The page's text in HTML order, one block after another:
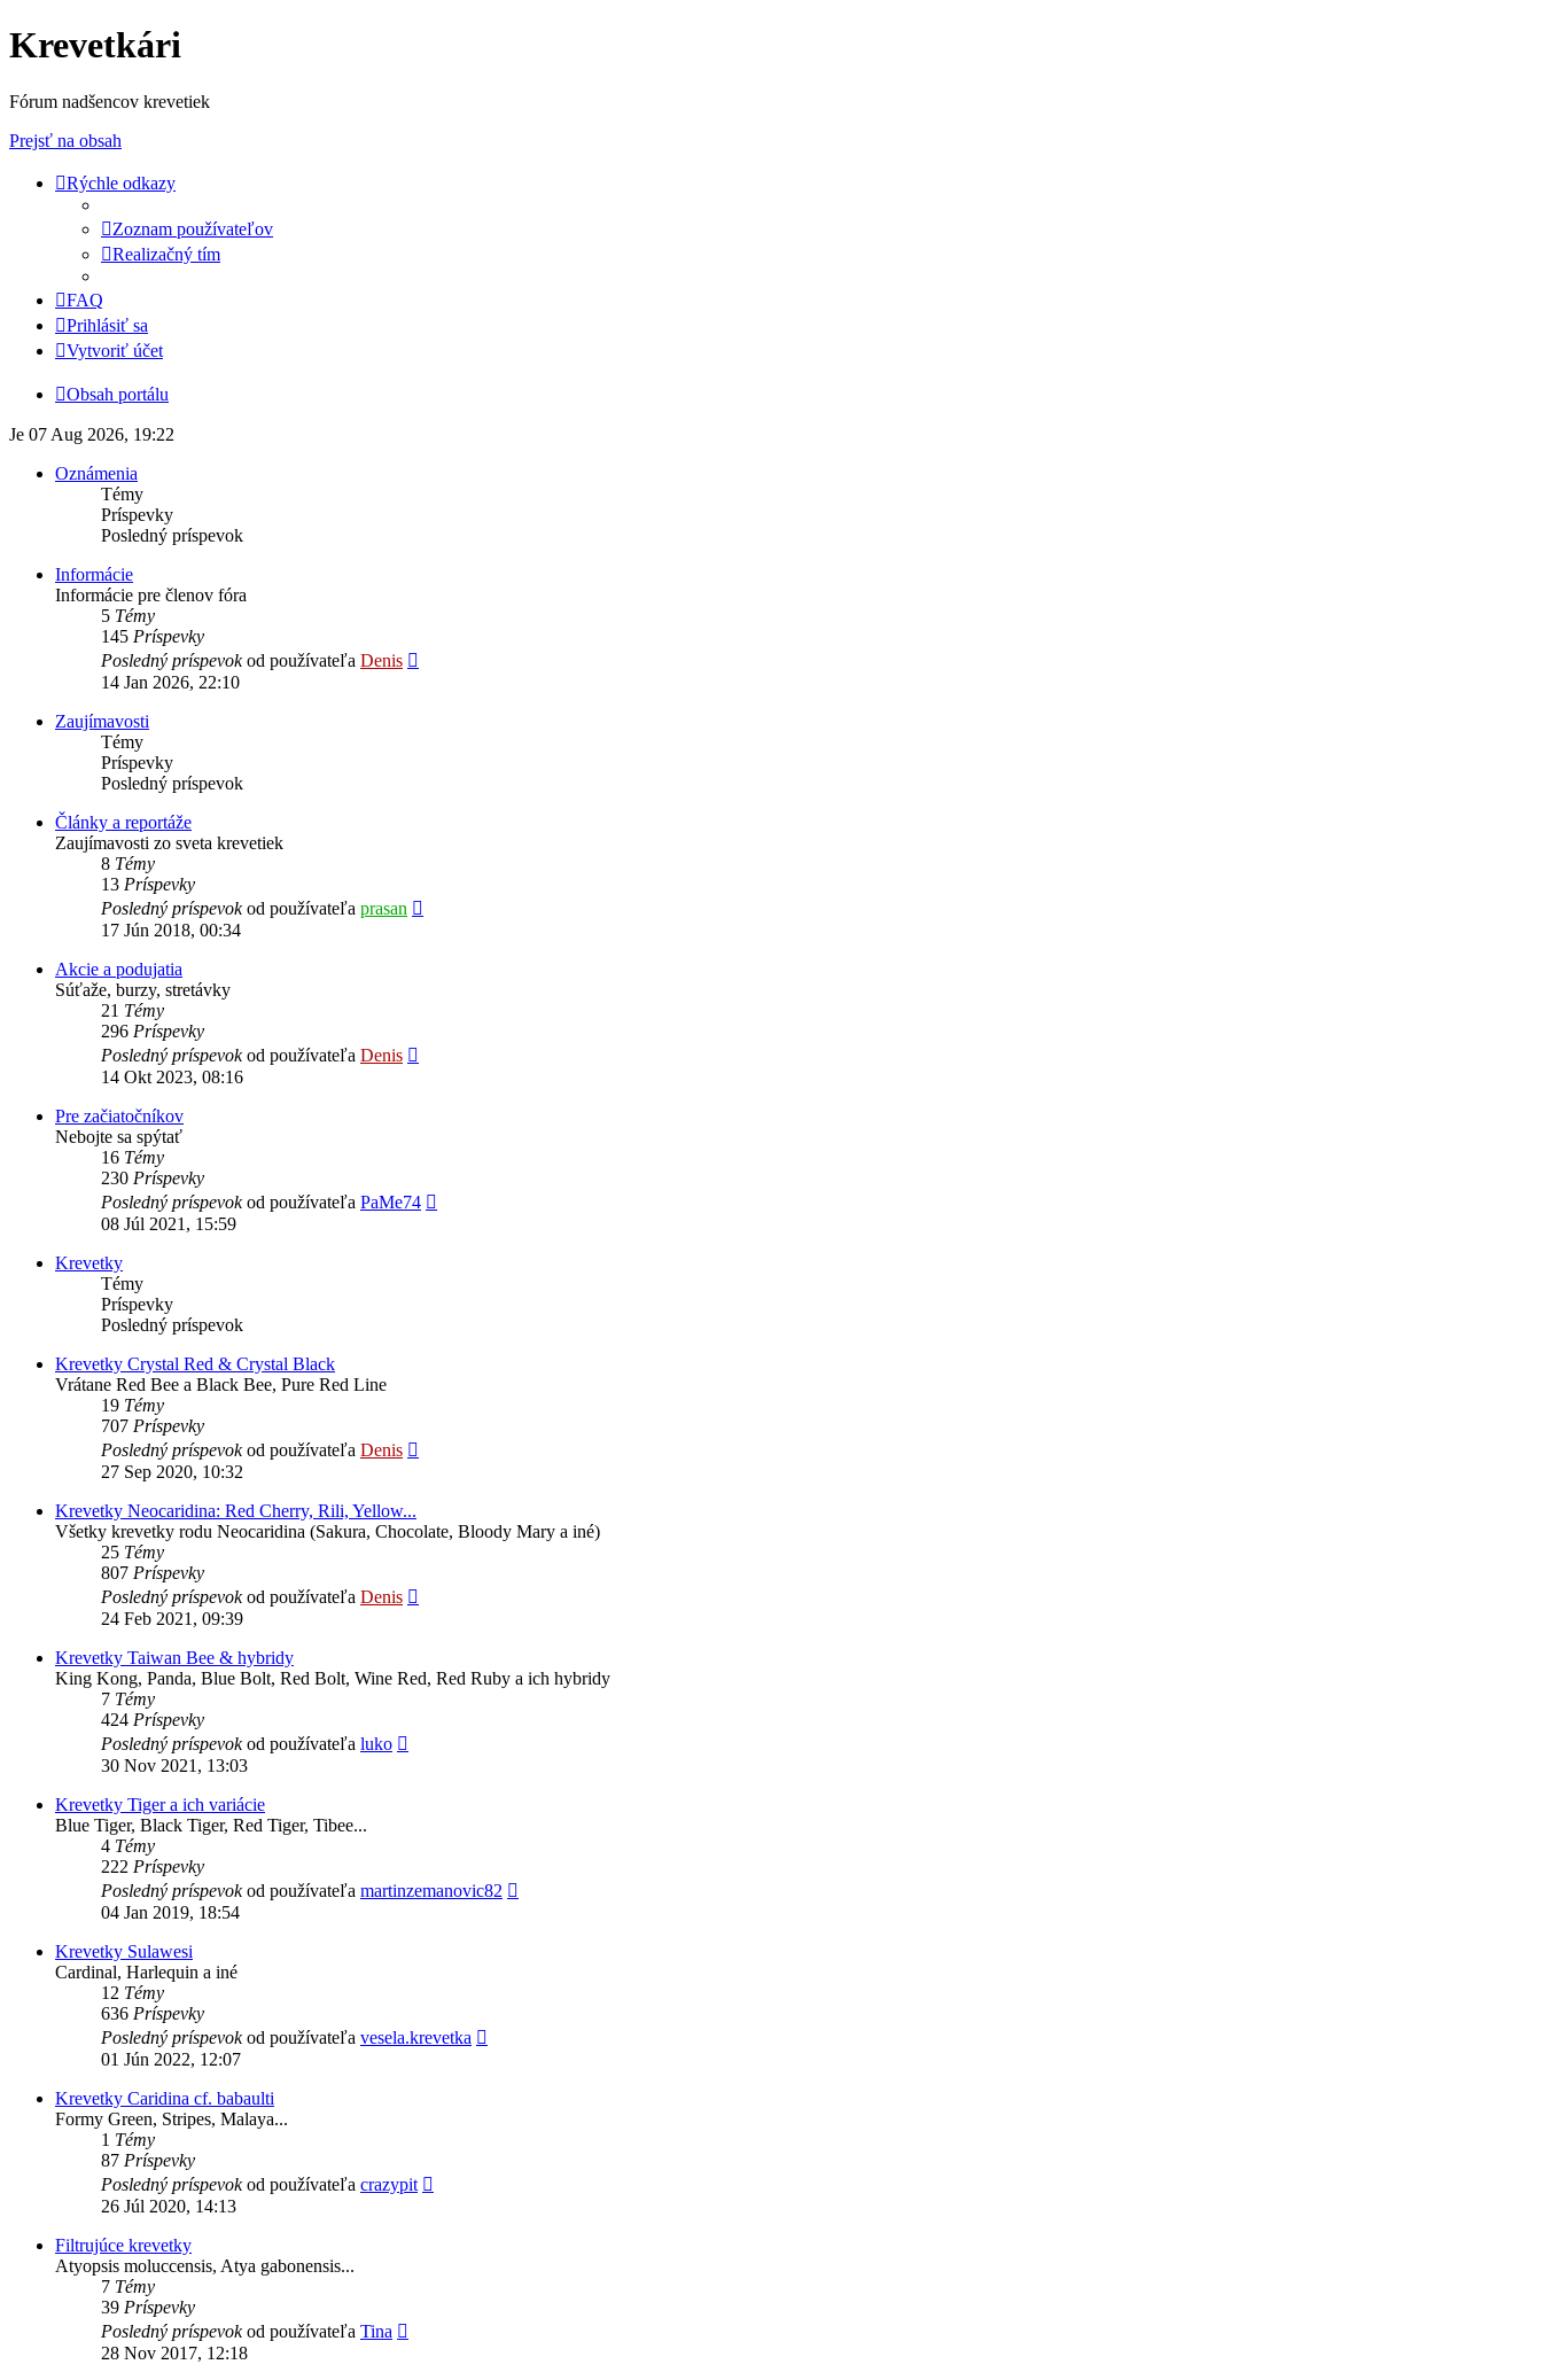
Krevetkári
Fórum nadšencov krevetiek
Prejsť na obsah
Rýchle odkazy
Zoznam používateľov
Realizačný tím
FAQ
Prihlásiť sa
Vytvoriť účet
Obsah portálu
Je 07 Aug 2026, 19:22
Oznámenia
Témy
Príspevky
Posledný príspevok
Informácie
Informácie pre členov fóra
5 Témy
145 Príspevky
Posledný príspevokod používateľa Denis
14 Jan 2026, 22:10
Zaujímavosti
Témy
Príspevky
Posledný príspevok
Články a reportáže
Zaujímavosti zo sveta krevetiek
8 Témy
13 Príspevky
Posledný príspevokod používateľa prasan
17 Jún 2018, 00:34
Akcie a podujatia
Súťaže, burzy, stretávky
21 Témy
296 Príspevky
Posledný príspevokod používateľa Denis
14 Okt 2023, 08:16
Pre začiatočníkov
Nebojte sa spýtať
16 Témy
230 Príspevky
Posledný príspevokod používateľa PaMe74
08 Júl 2021, 15:59
Krevetky
Témy
Príspevky
Posledný príspevok
Krevetky Crystal Red & Crystal Black
Vrátane Red Bee a Black Bee, Pure Red Line
19 Témy
707 Príspevky
Posledný príspevokod používateľa Denis
27 Sep 2020, 10:32
Krevetky Neocaridina: Red Cherry, Rili, Yellow...
Všetky krevetky rodu Neocaridina (Sakura, Chocolate, Bloody Mary a iné)
25 Témy
807 Príspevky
Posledný príspevokod používateľa Denis
24 Feb 2021, 09:39
Krevetky Taiwan Bee & hybridy
King Kong, Panda, Blue Bolt, Red Bolt, Wine Red, Red Ruby a ich hybridy
7 Témy
424 Príspevky
Posledný príspevokod používateľa luko
30 Nov 2021, 13:03
Krevetky Tiger a ich variácie
Blue Tiger, Black Tiger, Red Tiger, Tibee...
4 Témy
222 Príspevky
Posledný príspevokod používateľa martinzemanovic82
04 Jan 2019, 18:54
Krevetky Sulawesi
Cardinal, Harlequin a iné
12 Témy
636 Príspevky
Posledný príspevokod používateľa vesela.krevetka
01 Jún 2022, 12:07
Krevetky Caridina cf. babaulti
Formy Green, Stripes, Malaya...
1 Témy
87 Príspevky
Posledný príspevokod používateľa crazypit
26 Júl 2020, 14:13
Filtrujúce krevetky
Atyopsis moluccensis, Atya gabonensis...
7 Témy
39 Príspevky
Posledný príspevokod používateľa Tina
28 Nov 2017, 12:18